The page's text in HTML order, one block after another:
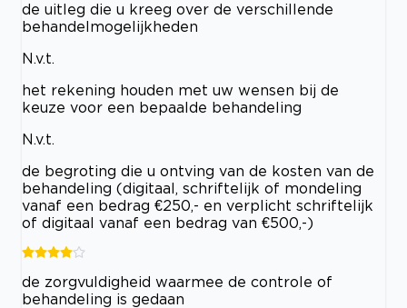
de uitleg die u kreeg over de verschillende
behandelmogelijkheden
N.v.t.
het rekening houden met uw wensen bij de
keuze voor een bepaalde behandeling
N.v.t.
de begroting die u ontving van de kosten van de
behandeling (digitaal, schriftelijk of mondeling
vanaf een bedrag €250,- en verplicht schriftelijk
of digitaal vanaf een bedrag van €500,-)
de zorgvuldigheid waarmee de controle of
behandeling is gedaan